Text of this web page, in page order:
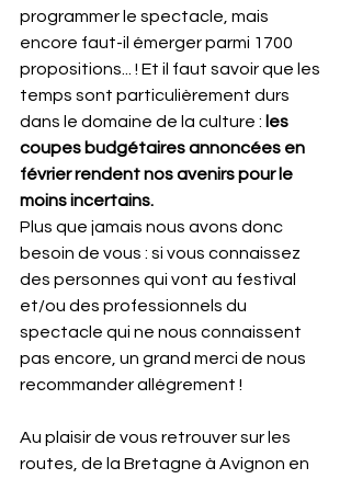
programmer le spectacle, mais
encore faut-il émerger parmi 1700
propositions... ! Et il faut savoir que les
temps sont particulièrement durs
dans le domaine de la culture : les
coupes budgétaires annoncées en
février rendent nos avenirs pour le
moins incertains.
Plus que jamais nous avons donc
besoin de vous : si vous connaissez
des personnes qui vont au festival
et/ou des professionnels du
spectacle qui ne nous connaissent
pas encore, un grand merci de nous
recommander allégrement !
Au plaisir de vous retrouver sur les
routes, de la Bretagne à Avignon en